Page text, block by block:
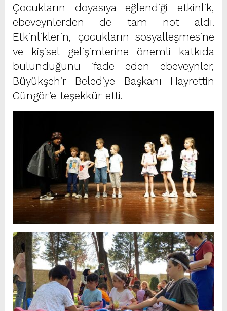
Çocukların doyasıya eğlendiği etkinlik,
ebeveynlerden de tam not aldı.
Etkinliklerin, çocukların sosyalleşmesine
ve kişisel gelişimlerine önemli katkıda
bulunduğunu ifade eden ebeveynler,
Büyükşehir Belediye Başkanı Hayrettin
Güngör’e teşekkür etti.